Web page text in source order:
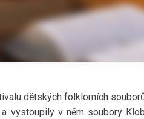
dětských folklorních
vystoupily v něm soubory